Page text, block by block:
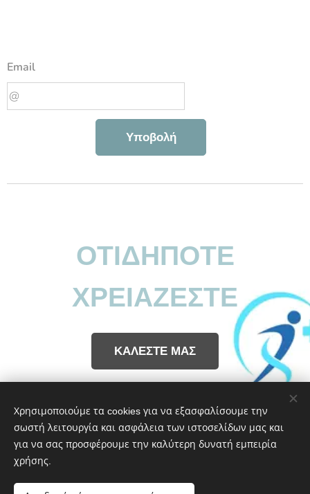
Email
Υποβολή
ΟΤΙΔΗΠΟΤΕ
ΧΡΕΙΑΖΕΣΤΕ
ΚΑΛΕΣΤΕ ΜΑΣ
Χρησιμοποιούμε τα cookies για να εξασφαλίσουμε την
σωστή λειτουργία και ασφάλεια των ιστοσελίδων μας και
για να σας προσφέρουμε την καλύτερη δυνατή εμπειρία
χρήσης.